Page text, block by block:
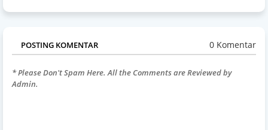
POSTING KOMENTAR 0 Komentar
* Please Don't Spam Here. All the Comments are Reviewed by
Admin.